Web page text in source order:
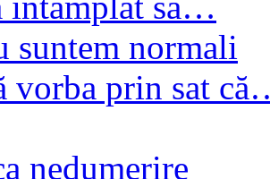
suntem normali
vorba prin sat
nedumerire